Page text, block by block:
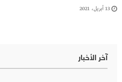
13 أبريل، 2021
آخر الأخبار